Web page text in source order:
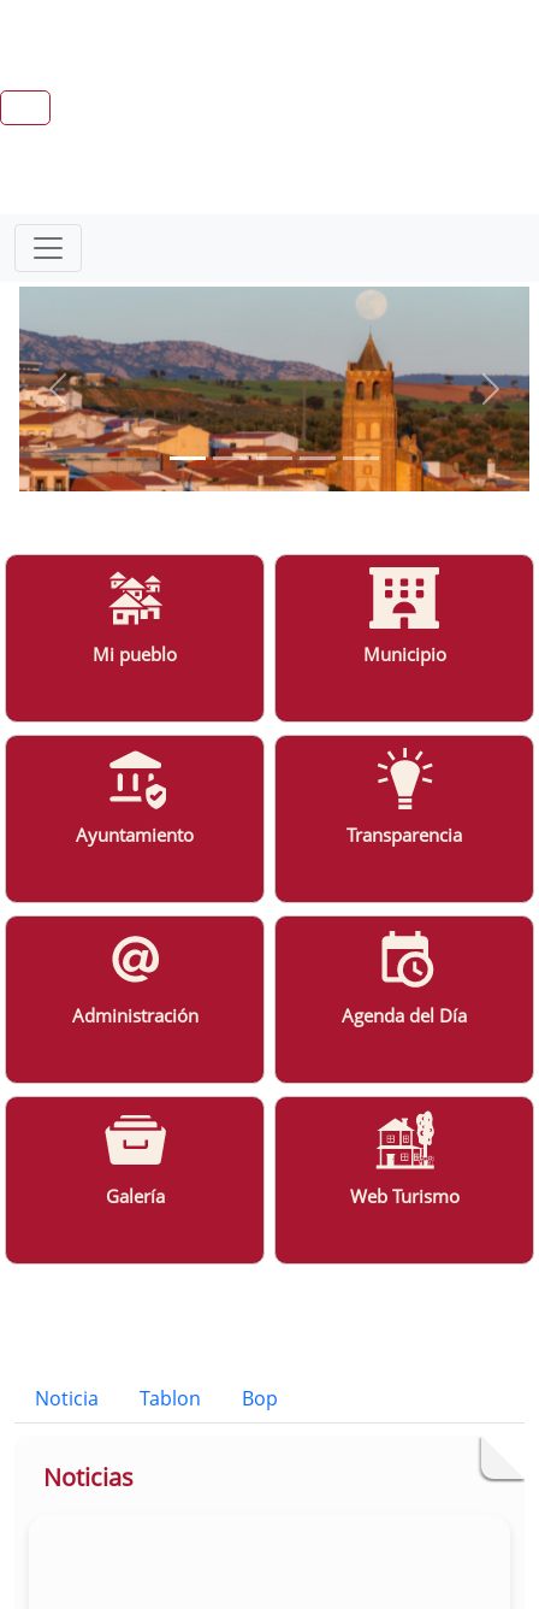
Mi pueblo Municipio
Ayuntamiento Transparencia
Administración Agenda del Día
Galería Web Turismo
Noticia Tablon Bop
Button
Noticias